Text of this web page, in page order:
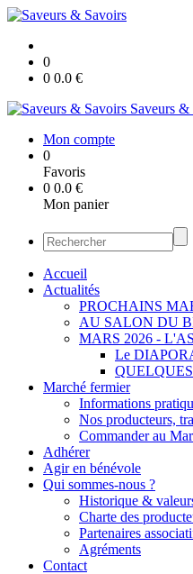
0
0 0.0 €
Saveurs &
Mon compte
0
Favoris
0 0.0 €
Mon panier
Accueil
Actualités
PROCHAINS
AU SALON DU
MARS 2026 -
Le
Marché fermier
Informations
Nos producteurs,
Commander au
Adhérer
Agir en bénévole
Qui sommes-nous ?
Historique &
Charte des
Partenaires
Agréments
Contact